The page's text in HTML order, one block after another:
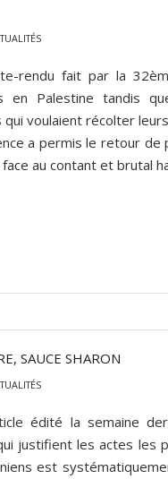
rendu fait par la
en Palestine tandis
qui voulaient récolter
a permis le retour de
au contant et brutal
SAUCE SHARON
édité la semaine
justifient les actes les
est